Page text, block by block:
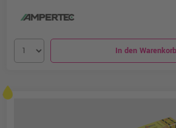
In den Warenkorb